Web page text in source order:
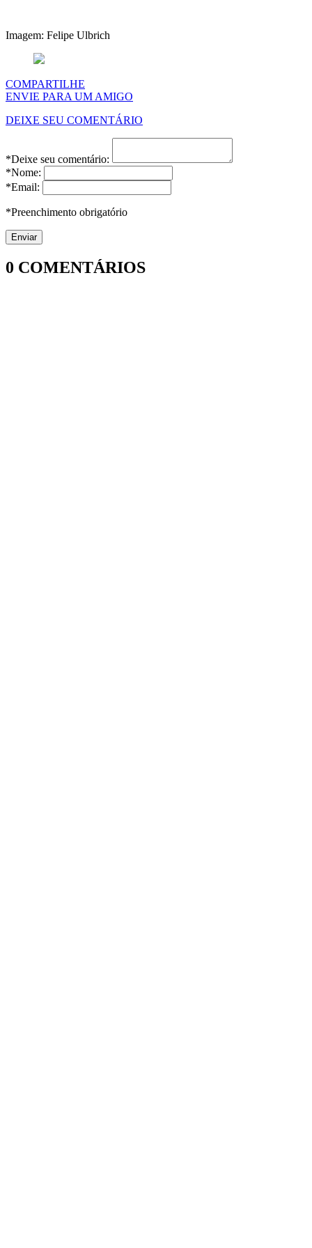
Imagem: Felipe Ulbrich
COMPARTILHE
ENVIE PARA UM AMIGO
DEIXE SEU COMENTÁRIO
*Deixe seu comentário:
*Nome:
*Email:
*Preenchimento obrigatório
0 COMENTÁRIOS